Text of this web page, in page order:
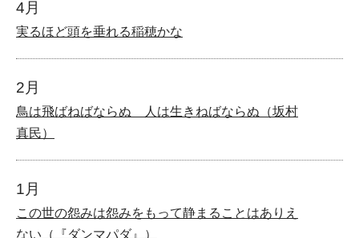
4月
実るほど頭を垂れる稲穂かな
2月
鳥は飛ばねばならぬ 人は生きねばならぬ（坂村
真民）
1月
この世の怨みは怨みをもって静まることはありえ
ない（『ダンマパダ』）